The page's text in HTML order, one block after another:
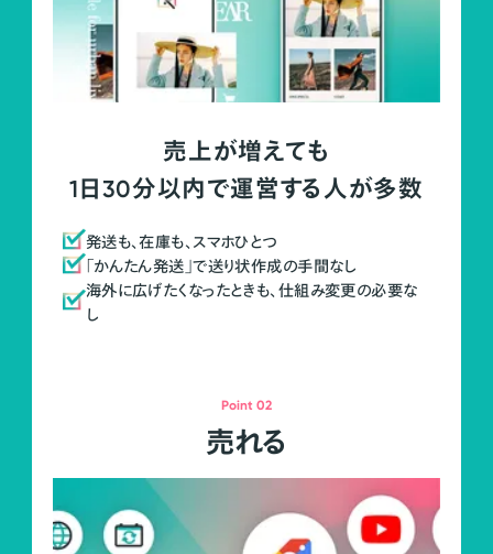
売上が増えても
1日30分以内で運営する人が多数
発送も、在庫も、スマホひとつ
「かんたん発送」で送り状作成の手間なし
海外に広げたくなったときも、仕組み変更の必要な
し
Point 02
売れる